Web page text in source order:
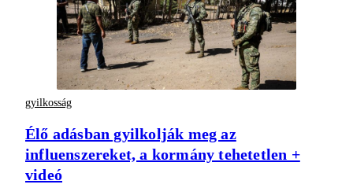
gyilkosság
Élő adásban gyilkolják meg az
influenszereket, a kormány tehetetlen +
videó